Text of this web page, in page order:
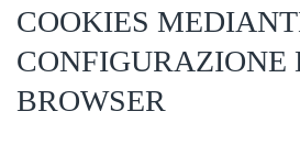
COOKIES
CONFIGURAZIONE
BROWSER